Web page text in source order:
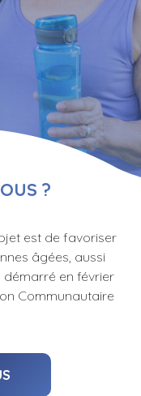
?
est de favoriser
âgées, aussi
démarré en février
Communautaire